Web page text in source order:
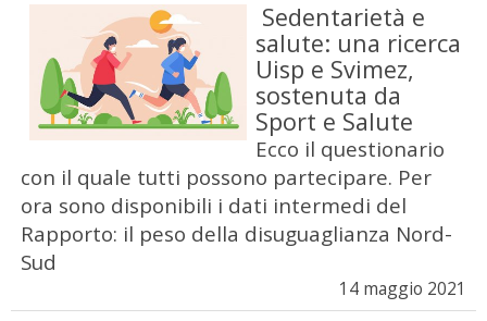
Sedentarietà e
salute: una ricerca
Uisp e Svimez,
sostenuta da
Sport e Salute
Ecco il questionario
con il quale tutti possono partecipare. Per
ora sono disponibili i dati intermedi del
Rapporto: il peso della disuguaglianza Nord-
Sud
14 maggio 2021